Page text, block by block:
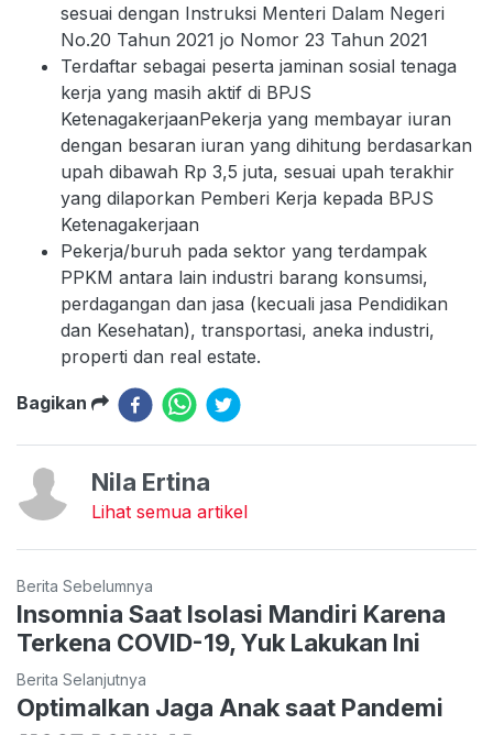
sesuai dengan Instruksi Menteri Dalam Negeri
No.20 Tahun 2021 jo Nomor 23 Tahun 2021
Terdaftar sebagai peserta jaminan sosial tenaga
kerja yang masih aktif di BPJS
KetenagakerjaanPekerja yang membayar iuran
dengan besaran iuran yang dihitung berdasarkan
upah dibawah Rp 3,5 juta, sesuai upah terakhir
yang dilaporkan Pemberi Kerja kepada BPJS
Ketenagakerjaan
Pekerja/buruh pada sektor yang terdampak
PPKM antara lain industri barang konsumsi,
perdagangan dan jasa (kecuali jasa Pendidikan
dan Kesehatan), transportasi, aneka industri,
properti dan real estate.
Bagikan
Nila Ertina
Lihat semua artikel
Berita Sebelumnya
Insomnia Saat Isolasi Mandiri Karena
Terkena COVID-19, Yuk Lakukan Ini
Berita Selanjutnya
Optimalkan Jaga Anak saat Pandemi